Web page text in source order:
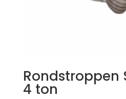
Rondstroppen
4 ton